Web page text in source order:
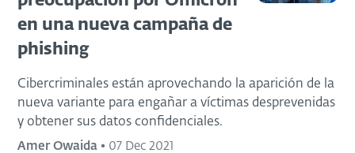
en una nueva campaña de
phishing
Cibercriminales están aprovechando la aparición de la
nueva variante para engañar a víctimas desprevenidas
y obtener sus datos confidenciales.
Amer Owaida • 07 Dec 2021